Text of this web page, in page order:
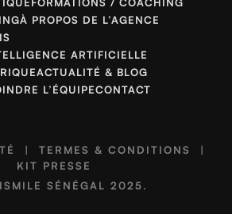
À PROPOS DE L’AGENCE
ARTIFICIELLE
ACTUALITÉ & BLOG
L’ÉQUIPECONTACT
| TERMES & CONDITIONS
|
KIT PRESSE
SÉNÉGAL 2025.